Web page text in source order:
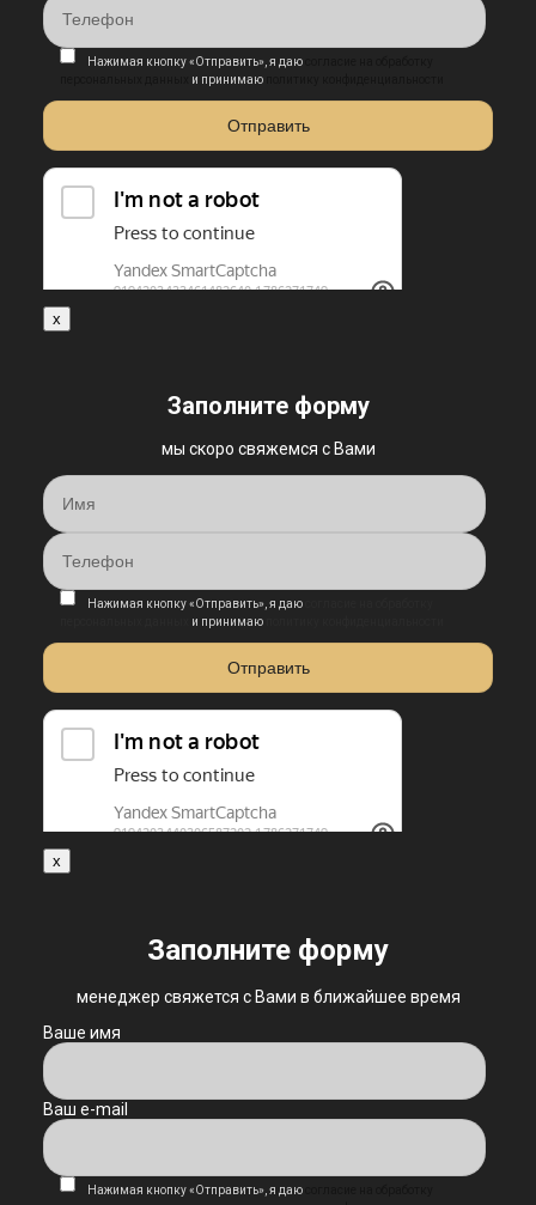
Нажимая кнопку «Отправить», я даю
и принимаю
x
Заполните форму
мы скоро свяжемся с Вами
Нажимая кнопку «Отправить», я даю
и принимаю
x
Заполните форму
менеджер свяжется с Вами в ближайшее время
Ваше имя
Ваш e-mail
Нажимая кнопку «Отправить», я даю